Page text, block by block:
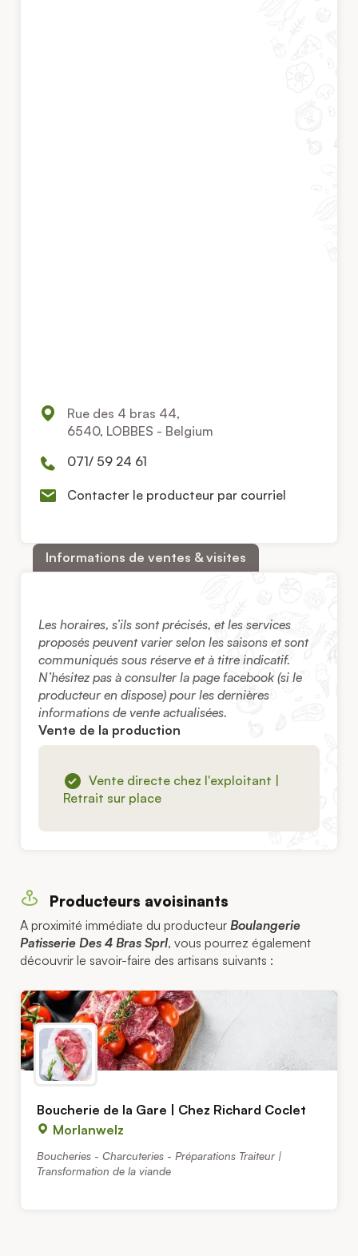
Rue des 4 bras 44,
6540, LOBBES - Belgium
071/ 59 24 61
Contacter le producteur par courriel
Informations de ventes & visites
Les horaires, s’ils sont précisés, et les services
proposés peuvent varier selon les saisons et sont
communiqués sous réserve et à titre indicatif.
N’hésitez pas à consulter la page facebook (si le
producteur en dispose) pour les dernières
informations de vente actualisées.
Vente de la production
Vente directe chez l'exploitant |
Retrait sur place
Producteurs avoisinants
A proximité immédiate du producteur Boulangerie
Patisserie Des 4 Bras Sprl, vous pourrez également
découvrir le savoir-faire des artisans suivants :
Boucherie de la Gare | Chez Richard Coclet
Morlanwelz
Boucheries - Charcuteries - Préparations Traiteur |
Transformation de la viande